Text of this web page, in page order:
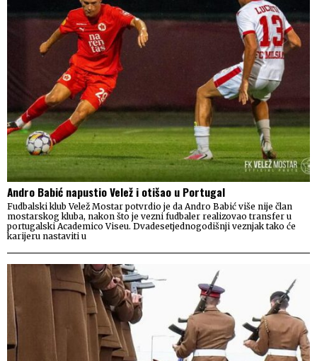
Andro Babić napustio Velež i otišao u Portugal
Fudbalski klub Velež Mostar potvrdio je da Andro Babić više nije član
mostarskog kluba, nakon što je vezni fudbaler realizovao transfer u
portugalski Academico Viseu. Dvadesetjednogodišnji veznjak tako će
karijeru nastaviti u